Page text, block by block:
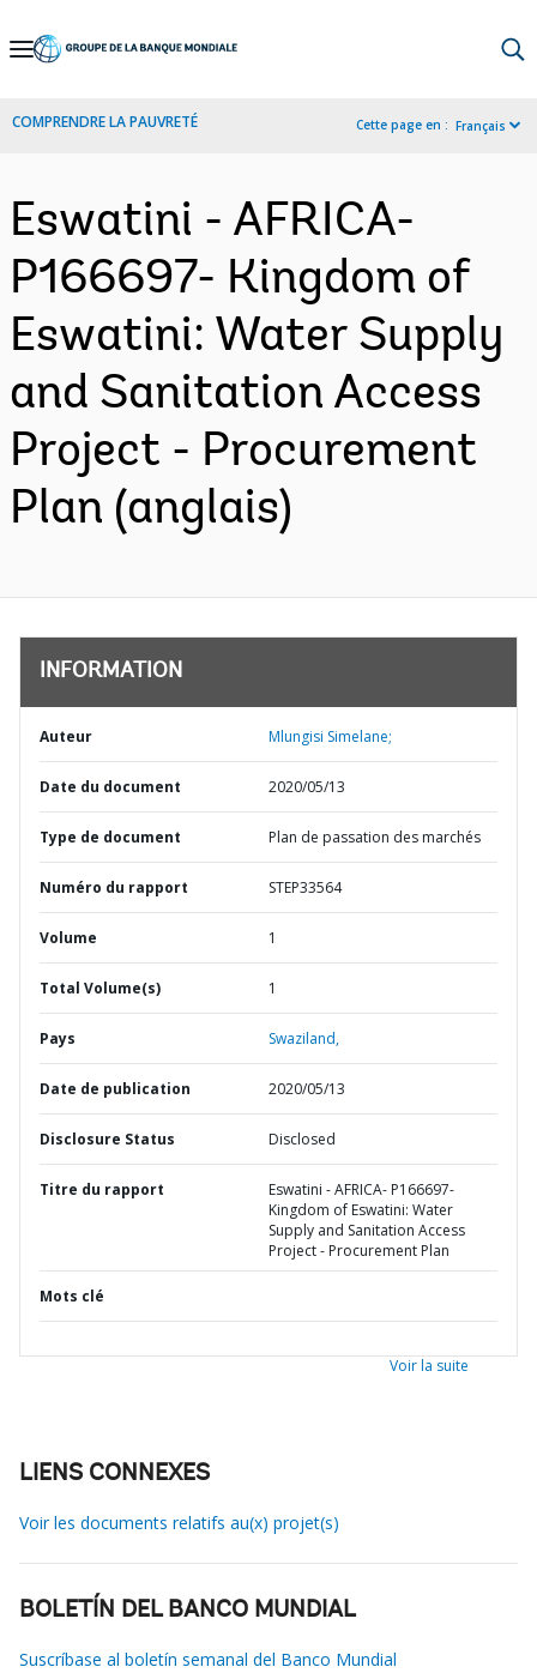
Skip
Navigation
COMPRENDRE LA PAUVRETÉ Cette page en : Français
Eswatini - AFRICA-
P166697- Kingdom of
Eswatini: Water Supply
and Sanitation Access
Project - Procurement
Plan (anglais)
INFORMATION
Auteur Mlungisi Simelane;
Date du document 2020/05/13
Type de document Plan de passation des marchés
Numéro du rapport STEP33564
Volume 1
Total Volume(s) 1
Pays Swaziland,
Date de publication 2020/05/13
Disclosure Status Disclosed
Titre du rapport
Eswatini - AFRICA- P166697-
Kingdom of Eswatini: Water
Supply and Sanitation Access
Project - Procurement Plan
Mots clé
Voir la suite
LIENS CONNEXES
Voir les documents relatifs au(x) projet(s)
BOLETÍN DEL BANCO MUNDIAL
Suscríbase al boletín semanal del Banco Mundial